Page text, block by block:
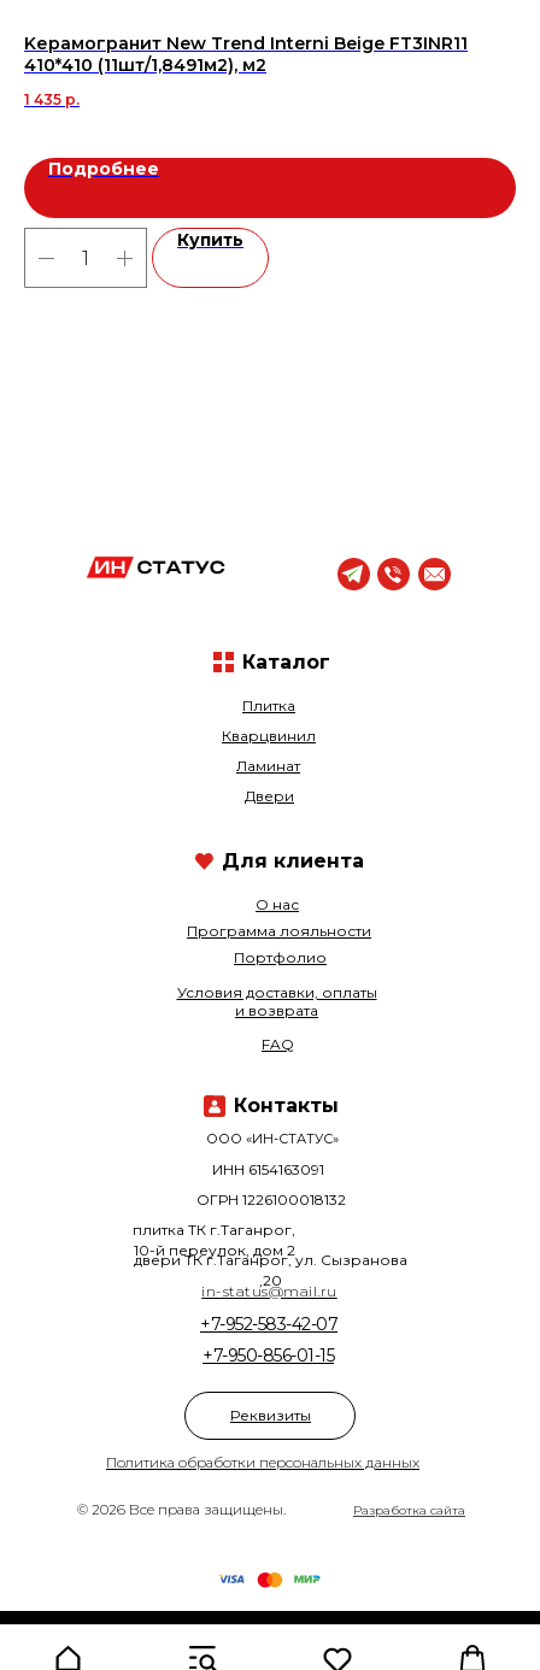
Kерамогранит New Trend Interni Beige FT3INR11
410*410 (11шт/1,8491м2), м2
1 435 р.
Подробнее
Купить
© 2026 Все права защищены.
Политика обработки персональных данных
Плитка
Кварцвинил
+7-950-856-01-15
+7-952-583-42-07
О нас
Ламинат
Программа лояльности
Двери
Портфолио
ООО «ИН-СТАТУС»
плитка ТК г.Таганрог,
10-й переулок, дом 2
двери ТК г.Таганрог, ул. Сызранова
,20
ОГРН 1226100018132
ИНН 6154163091
Разработка сайта
Условия доставки, оплаты
и возврата
FAQ
Каталог
in-status@mail.ru
Контакты
Для клиента
Реквизиты
Made on Tilda